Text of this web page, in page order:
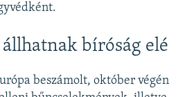
bíróság elé
beszámolt, október végén